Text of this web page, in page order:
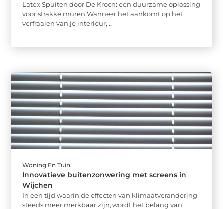
Latex Spuiten door De Kroon: een duurzame oplossing
voor strakke muren Wanneer het aankomt op het
verfraaien van je interieur, ...
Woning En Tuin
Innovatieve buitenzonwering met screens in
Wijchen
In een tijd waarin de effecten van klimaatverandering
steeds meer merkbaar zijn, wordt het belang van